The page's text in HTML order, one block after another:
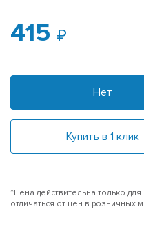
415
Нет
Купить в 1 клик
*Цена действительна только
отличаться от цен в розничных